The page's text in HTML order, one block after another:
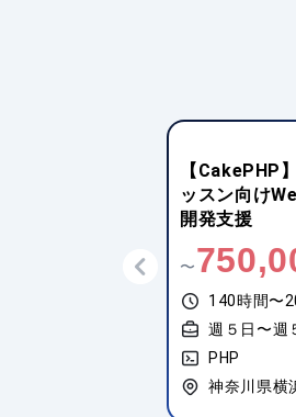
【
けWEBサイ
ェクト
〜
140時間〜
週５日〜週
CSS3
東京都渋谷